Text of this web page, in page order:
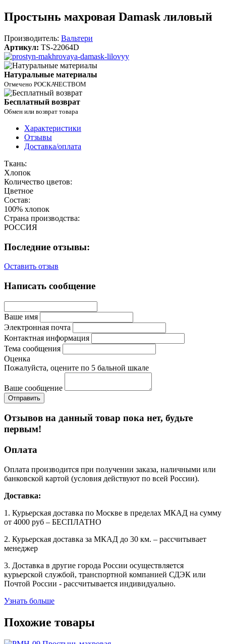
Простынь махровая Damask лиловый
Производитель: Вальтери
Артикул: TS-22064D
Натуральные материалы
Отмечено РОСКАЧЕСТВОМ
Бесплатный возврат
Обмен или возврат товара
Характеристики
Отзывы
Доставка/оплата
Ткань:
Хлопок
Количество цветов:
Цветное
Состав:
100% хлопок
Страна производства:
РОССИЯ
Последние отзывы:
Оставить отзыв
Написать сообщение
Ваше имя
Электронная почта
Контактная информация
Тема сообщения
Оценка
Пожалуйста, оцените по 5 бальной шкале
Ваше сообщение
Отзывов на данный товар пока нет, будьте
первым!
Оплата
Оплата производится при получении заказа, наличными или
банковской картой (условия действуют по всей России).
Доставка:
1. Курьерская доставка по Москве в пределах МКАД на сумму
от 4000 руб – БЕСПЛАТНО
2. Курьерская доставка за МКАД до 30 км. – рассчитывает
менеджер
3. Доставка в другие города России осуществляется
курьерской службой, транспортной компанией СДЭК или
Почтой России - рассчитывается индивидуально.
Узнать больше
Похожие товары